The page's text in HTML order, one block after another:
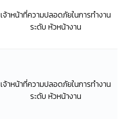
เจ้าหน้าที่ความปลอดภัยในการทำงาน
ระดับ หัวหน้างาน
เจ้าหน้าที่ความปลอดภัยในการทำงาน
ระดับ หัวหน้างาน